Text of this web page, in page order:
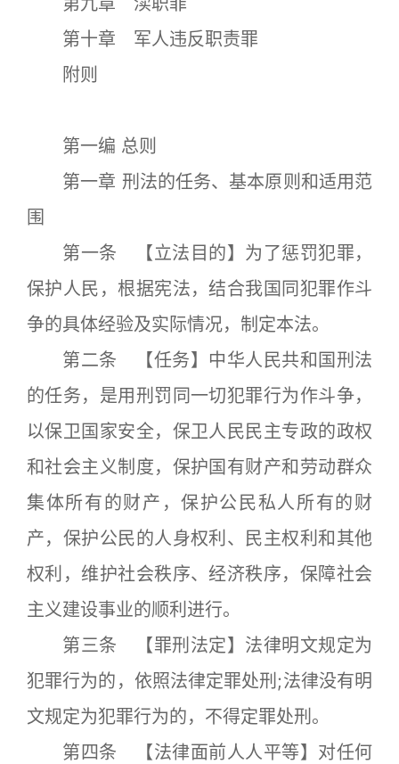
第十章 军人违反职责罪
附则
第一编 总则
第一章 刑法的任务、基本原则和适用范
围
第一条 【立法目的】为了惩罚犯罪，
保护人民，根据宪法，结合我国同犯罪作斗
争的具体经验及实际情况，制定本法。
第二条 【任务】中华人民共和国刑法
的任务，是用刑罚同一切犯罪行为作斗争，
以保卫国家安全，保卫人民民主专政的政权
和社会主义制度，保护国有财产和劳动群众
集体所有的财产，保护公民私人所有的财
产，保护公民的人身权利、民主权利和其他
权利，维护社会秩序、经济秩序，保障社会
主义建设事业的顺利进行。
第三条 【罪刑法定】法律明文规定为
犯罪行为的，依照法律定罪处刑;法律没有明
文规定为犯罪行为的，不得定罪处刑。
第四条 【法律面前人人平等】对任何